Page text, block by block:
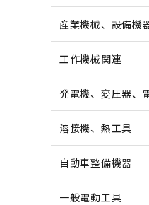
産業機械、設備機
工作機械関連
発電機、変圧器、
溶接機、熱工具
自動車整備機器
一般電動工具